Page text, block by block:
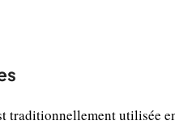
traditionnellement utilisée